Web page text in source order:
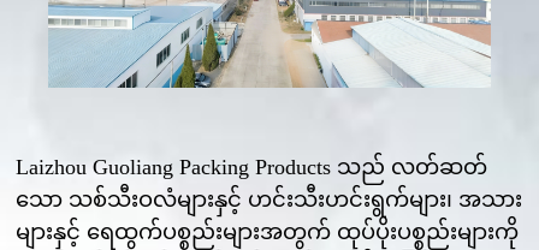
Laizhou Guoliang Packing Products သည် လတ်ဆတ်
သော သစ်သီးဝလံများနှင့် ဟင်းသီးဟင်းရွက်များ၊ အသား
များနှင့် ရေထွက်ပစ္စည်းများအတွက် ထုပ်ပိုးပစ္စည်းများကို